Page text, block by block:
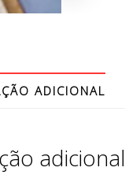
ADICIONAL
adicional